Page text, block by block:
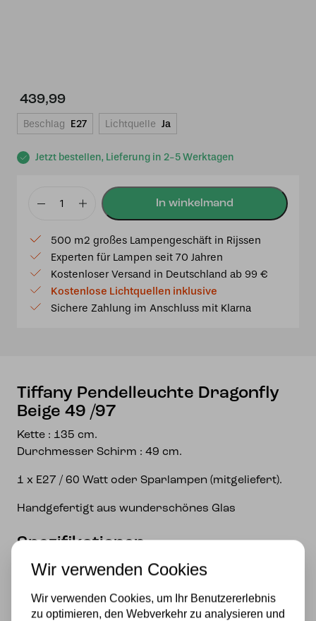
Jetzt bestellen, Lieferung in 2-5 Werktagen
439,99
Beschlag E27 Lichtquelle Ja
Tiffany
Dragonfly
Beige
49
/97
Menge
500 m2 großes Lampengeschäft in Rijssen
Experten für Lampen seit 70 Jahren
Kostenloser Versand in Deutschland ab 99 €
Kostenlose Lichtquellen inklusive
Sichere Zahlung im Anschluss mit Klarna
Tiffany Pendelleuchte Dragonfly
Beige 49 /97
Kette : 135 cm.
Durchmesser Schirm : 49 cm.
1 x E27 / 60 Watt oder Sparlampen (mitgeliefert).
Handgefertigt aus wunderschönes Glas
Spezifikationen
Fassung
Wir verwenden Cookies
Wir verwenden Cookies, um Ihr Benutzererlebnis
zu optimieren, den Webverkehr zu analysieren und